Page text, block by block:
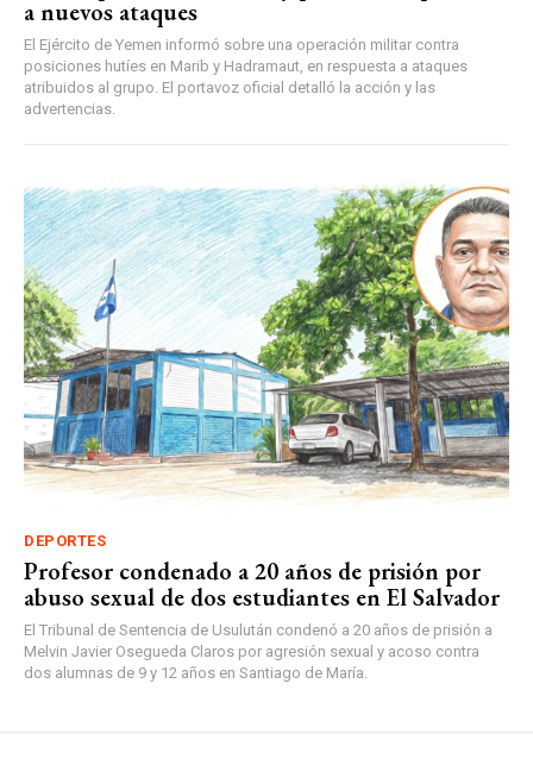
a nuevos ataques
El Ejército de Yemen informó sobre una operación militar contra
posiciones hutíes en Marib y Hadramaut, en respuesta a ataques
atribuidos al grupo. El portavoz oficial detalló la acción y las
advertencias.
DEPORTES
Profesor condenado a 20 años de prisión por
abuso sexual de dos estudiantes en El Salvador
El Tribunal de Sentencia de Usulután condenó a 20 años de prisión a
Melvin Javier Osegueda Claros por agresión sexual y acoso contra
dos alumnas de 9 y 12 años en Santiago de María.